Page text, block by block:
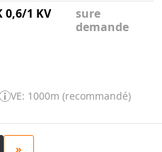
0,6/1 KV
sure
demande
VE: 1000m (recommandé)
»